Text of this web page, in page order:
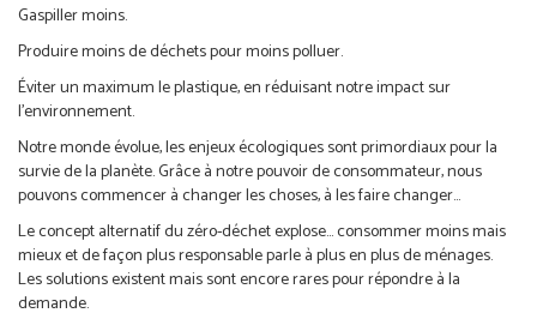
Gaspiller moins.
Produire moins de déchets pour moins polluer.
Éviter un maximum le plastique, en réduisant notre impact sur
l’environnement.
Notre monde évolue, les enjeux écologiques sont primordiaux pour la
survie de la planète. Grâce à notre pouvoir de consommateur, nous
pouvons commencer à changer les choses, à les faire changer…
Le concept alternatif du zéro-déchet explose… consommer moins mais
mieux et de façon plus responsable parle à plus en plus de ménages.
Les solutions existent mais sont encore rares pour répondre à la
demande.